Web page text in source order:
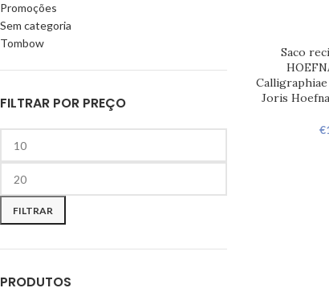
Promoções
Sem categoria
Tombow
FILTRAR POR PREÇO
FILTRAR
PRODUTOS
Saco
Joris
€